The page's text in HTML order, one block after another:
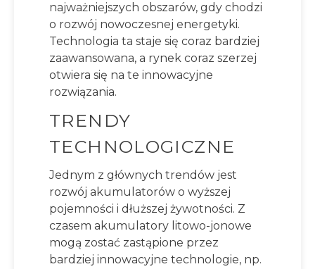
najważniejszych obszarów, gdy chodzi
o rozwój nowoczesnej energetyki.
Technologia ta staje się coraz bardziej
zaawansowana, a rynek coraz szerzej
otwiera się na te innowacyjne
rozwiązania.
TRENDY
TECHNOLOGICZNE
Jednym z głównych trendów jest
rozwój akumulatorów o wyższej
pojemności i dłuższej żywotności. Z
czasem akumulatory litowo-jonowe
mogą zostać zastąpione przez
bardziej innowacyjne technologie, np.